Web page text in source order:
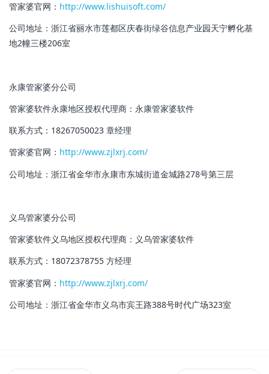
管家婆官网： http://www.lishuisoft.com/
公司地址：浙江省丽水市莲都区庆春街绿谷信息产业园天宁孵化基
地2幢三楼206室
永康管家婆分公司
管家婆软件永康地区授权代理商：永康管家婆软件
联系方式：18267050023 章经理
管家婆官网： http://www.zjlxrj.com/
公司地址：浙江省金华市永康市东城街道金城路278号第三层
义乌管家婆分公司
管家婆软件义乌地区授权代理商： 义乌管家婆软件
联系方式：18072378755 方经理
管家婆官网： http://www.zjlxrj.com/
公司地址：浙江省金华市义乌市宾王路388号时代广场323室